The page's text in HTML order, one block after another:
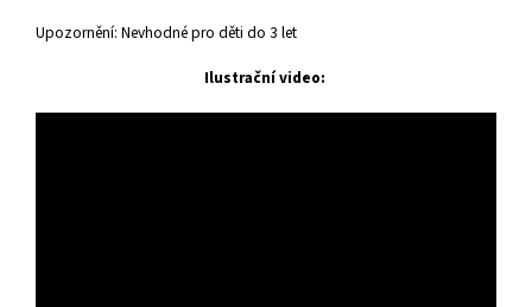
Upozornění: Nevhodné pro děti do 3 let
Ilustrační video: